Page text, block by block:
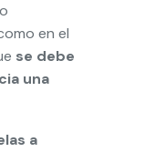
en el
se debe
una
a